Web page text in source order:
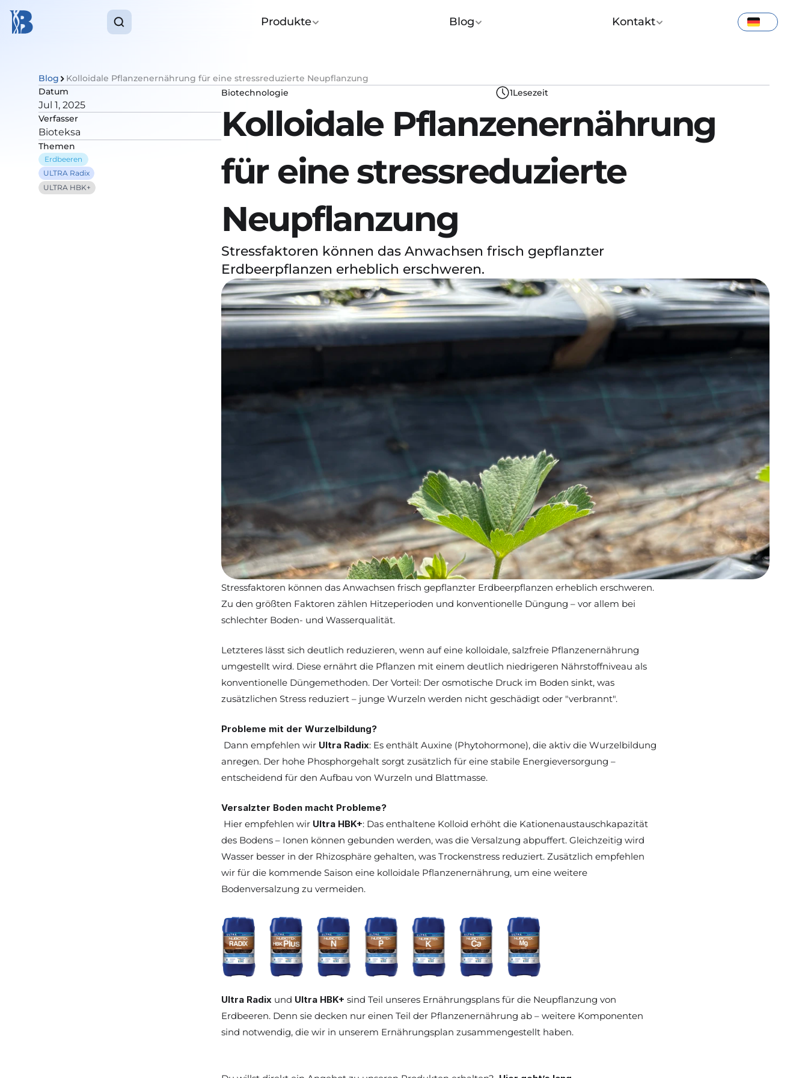
Produkte Blog Kontakt
Blog
Kolloidale Pflanzenernährung für eine stressreduzierte Neupflanzung
Datum
Jul 1, 2025
Verfasser
Bioteksa
Themen
Erdbeeren
ULTRA Radix
ULTRA HBK+
Biotechnologie 1Lesezeit
Kolloidale Pflanzenernährung
für eine stressreduzierte
Neupflanzung
Stressfaktoren können das Anwachsen frisch gepflanzter
Erdbeerpflanzen erheblich erschweren.
Stressfaktoren können das Anwachsen frisch gepflanzter Erdbeerpflanzen erheblich erschweren.
Zu den größten Faktoren zählen Hitzeperioden und konventionelle Düngung – vor allem bei
schlechter Boden- und Wasserqualität.
Letzteres lässt sich deutlich reduzieren, wenn auf eine kolloidale, salzfreie Pflanzenernährung
umgestellt wird. Diese ernährt die Pflanzen mit einem deutlich niedrigeren Nährstoffniveau als
konventionelle Düngemethoden. Der Vorteil: Der osmotische Druck im Boden sinkt, was
zusätzlichen Stress reduziert – junge Wurzeln werden nicht geschädigt oder "verbrannt".
Probleme mit der Wurzelbildung?
Dann empfehlen wir Ultra Radix: Es enthält Auxine (Phytohormone), die aktiv die Wurzelbildung
anregen. Der hohe Phosphorgehalt sorgt zusätzlich für eine stabile Energieversorgung –
entscheidend für den Aufbau von Wurzeln und Blattmasse.
Versalzter Boden macht Probleme?
Hier empfehlen wir Ultra HBK+: Das enthaltene Kolloid erhöht die Kationenaustauschkapazität
des Bodens – Ionen können gebunden werden, was die Versalzung abpuffert. Gleichzeitig wird
Wasser besser in der Rhizosphäre gehalten, was Trockenstress reduziert. Zusätzlich empfehlen
wir für die kommende Saison eine kolloidale Pflanzenernährung, um eine weitere
Bodenversalzung zu vermeiden.
Ultra Radix und Ultra HBK+ sind Teil unseres Ernährungsplans für die Neupflanzung von
Erdbeeren. Denn sie decken nur einen Teil der Pflanzenernährung ab – weitere Komponenten
sind notwendig, die wir in unserem Ernährungsplan zusammengestellt haben.